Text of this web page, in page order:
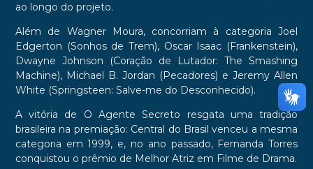
ao longo do projeto.
Além de Wagner Moura, concorriam à categoria Joel
Edgerton (Sonhos de Trem), Oscar Isaac (Frankenstein),
Dwayne Johnson (Coração de Lutador: The Smashing
Machine), Michael B. Jordan (Pecadores) e Jeremy Allen
White (Springsteen: Salve-me do Desconhecido).
A vitória de O Agente Secreto resgata uma tradição
brasileira na premiação: Central do Brasil venceu a mesma
categoria em 1999, e, no ano passado, Fernanda Torres
conquistou o prêmio de Melhor Atriz em Filme de Drama.